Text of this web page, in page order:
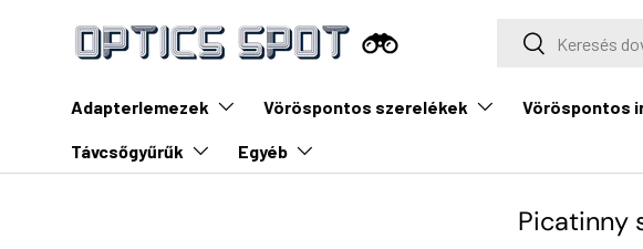
Ugrás a tartalomra Keresés
Keresés
Adapterlemezek Vöröspontos szerelékek Vöröspontos
Távcsőgyűrűk Egyéb
Picatinny